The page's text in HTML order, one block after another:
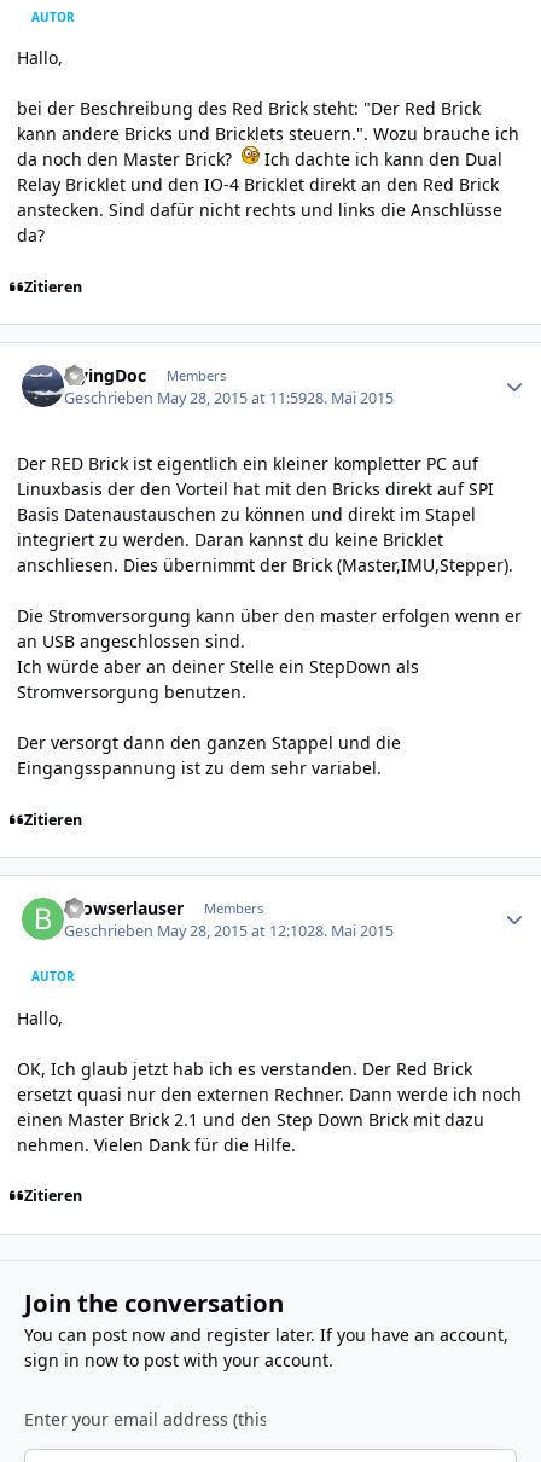
AUTOR
Hallo,
bei der Beschreibung des Red Brick steht: "Der Red Brick
kann andere Bricks und Bricklets steuern.". Wozu brauche ich
da noch den Master Brick?
Ich dachte ich kann den Dual
Relay Bricklet und den IO-4 Bricklet direkt an den Red Brick
anstecken. Sind dafür nicht rechts und links die Anschlüsse
da?
Zitieren
FlyingDoc Members
Geschrieben May 28, 2015 at 11:5928. Mai 2015
Der RED Brick ist eigentlich ein kleiner kompletter PC auf
Linuxbasis der den Vorteil hat mit den Bricks direkt auf SPI
Basis Datenaustauschen zu können und direkt im Stapel
integriert zu werden. Daran kannst du keine Bricklet
anschliesen. Dies übernimmt der Brick (Master,IMU,Stepper).
Die Stromversorgung kann über den master erfolgen wenn er
an USB angeschlossen sind.
Ich würde aber an deiner Stelle ein StepDown als
Stromversorgung benutzen.
Der versorgt dann den ganzen Stappel und die
Eingangsspannung ist zu dem sehr variabel.
Zitieren
Browserlauser Members
Geschrieben May 28, 2015 at 12:1028. Mai 2015
AUTOR
Hallo,
OK, Ich glaub jetzt hab ich es verstanden. Der Red Brick
ersetzt quasi nur den externen Rechner. Dann werde ich noch
einen Master Brick 2.1 und den Step Down Brick mit dazu
nehmen. Vielen Dank für die Hilfe.
Zitieren
Join the conversation
You can post now and register later. If you have an account,
sign in nowto post with your account.